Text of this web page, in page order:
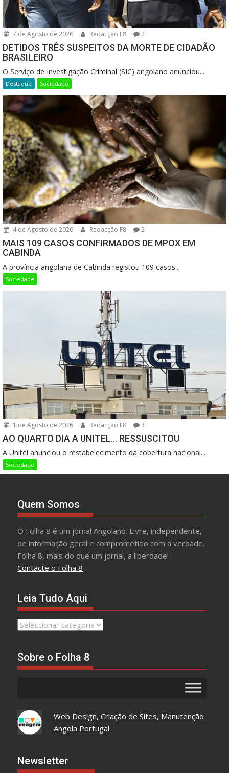
7 de Agosto de 2026 Redacção F8 2
DETIDOS TRÊS SUSPEITOS DA MORTE DE CIDADÃO
BRASILEIRO
O Serviço de Investigação Criminal (SIC) angolano anunciou...
Destaque Sociedade
4 de Agosto de 2026 Redacção F8 2
MAIS 109 CASOS CONFIRMADOS DE MPOX EM
CABINDA
A província angolana de Cabinda registou 109 casos...
Sociedade
1 de Agosto de 2026 Redacção F8 3
AO QUARTO DIA A UNITEL… RESSUSCITOU
A Unitel anunciou o restabelecimento da cobertura nacional...
Sociedade
Quem Somos
O Folha 8 é um jornal Angolano. Livre, independente,
de informação geral e comprometido com a verdade.
Folha 8, mais do que um jornal, a liberdade!
Contacte o Folha 8
Leia Tudo Aqui
Leia
Sobre o Folha 8
Web Design, Criação de Sites, Manutenção
Angola Portugal
Newsletter